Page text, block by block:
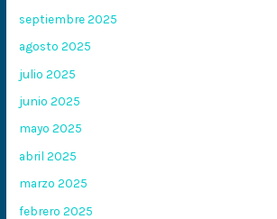
septiembre 2025
agosto 2025
julio 2025
junio 2025
mayo 2025
abril 2025
marzo 2025
febrero 2025